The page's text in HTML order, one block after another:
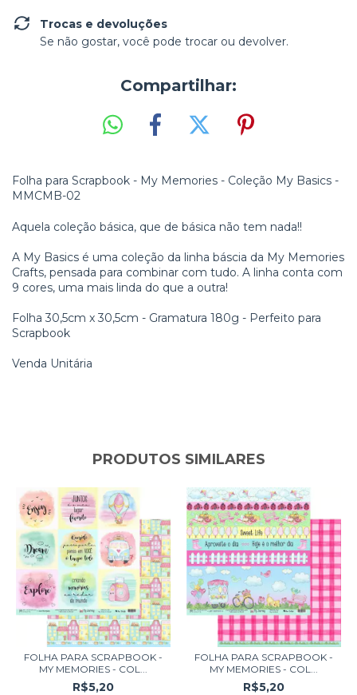
Trocas e devoluções
Se não gostar, você pode trocar ou devolver.
Compartilhar:
Folha para Scrapbook - My Memories - Coleção My Basics -
MMCMB-02
Aquela coleção básica, que de básica não tem nada!!
A My Basics é uma coleção da linha báscia da My Memories
Crafts, pensada para combinar com tudo. A linha conta com
9 cores, uma mais linda do que a outra!
Folha 30,5cm x 30,5cm - Gramatura 180g - Perfeito para
Scrapbook
Venda Unitária
PRODUTOS SIMILARES
FOLHA PARA SCRAPBOOK -
MY MEMORIES - COL...
R$5,20
FOLHA PARA SCRAPBOOK -
MY MEMORIES - COL...
R$5,20